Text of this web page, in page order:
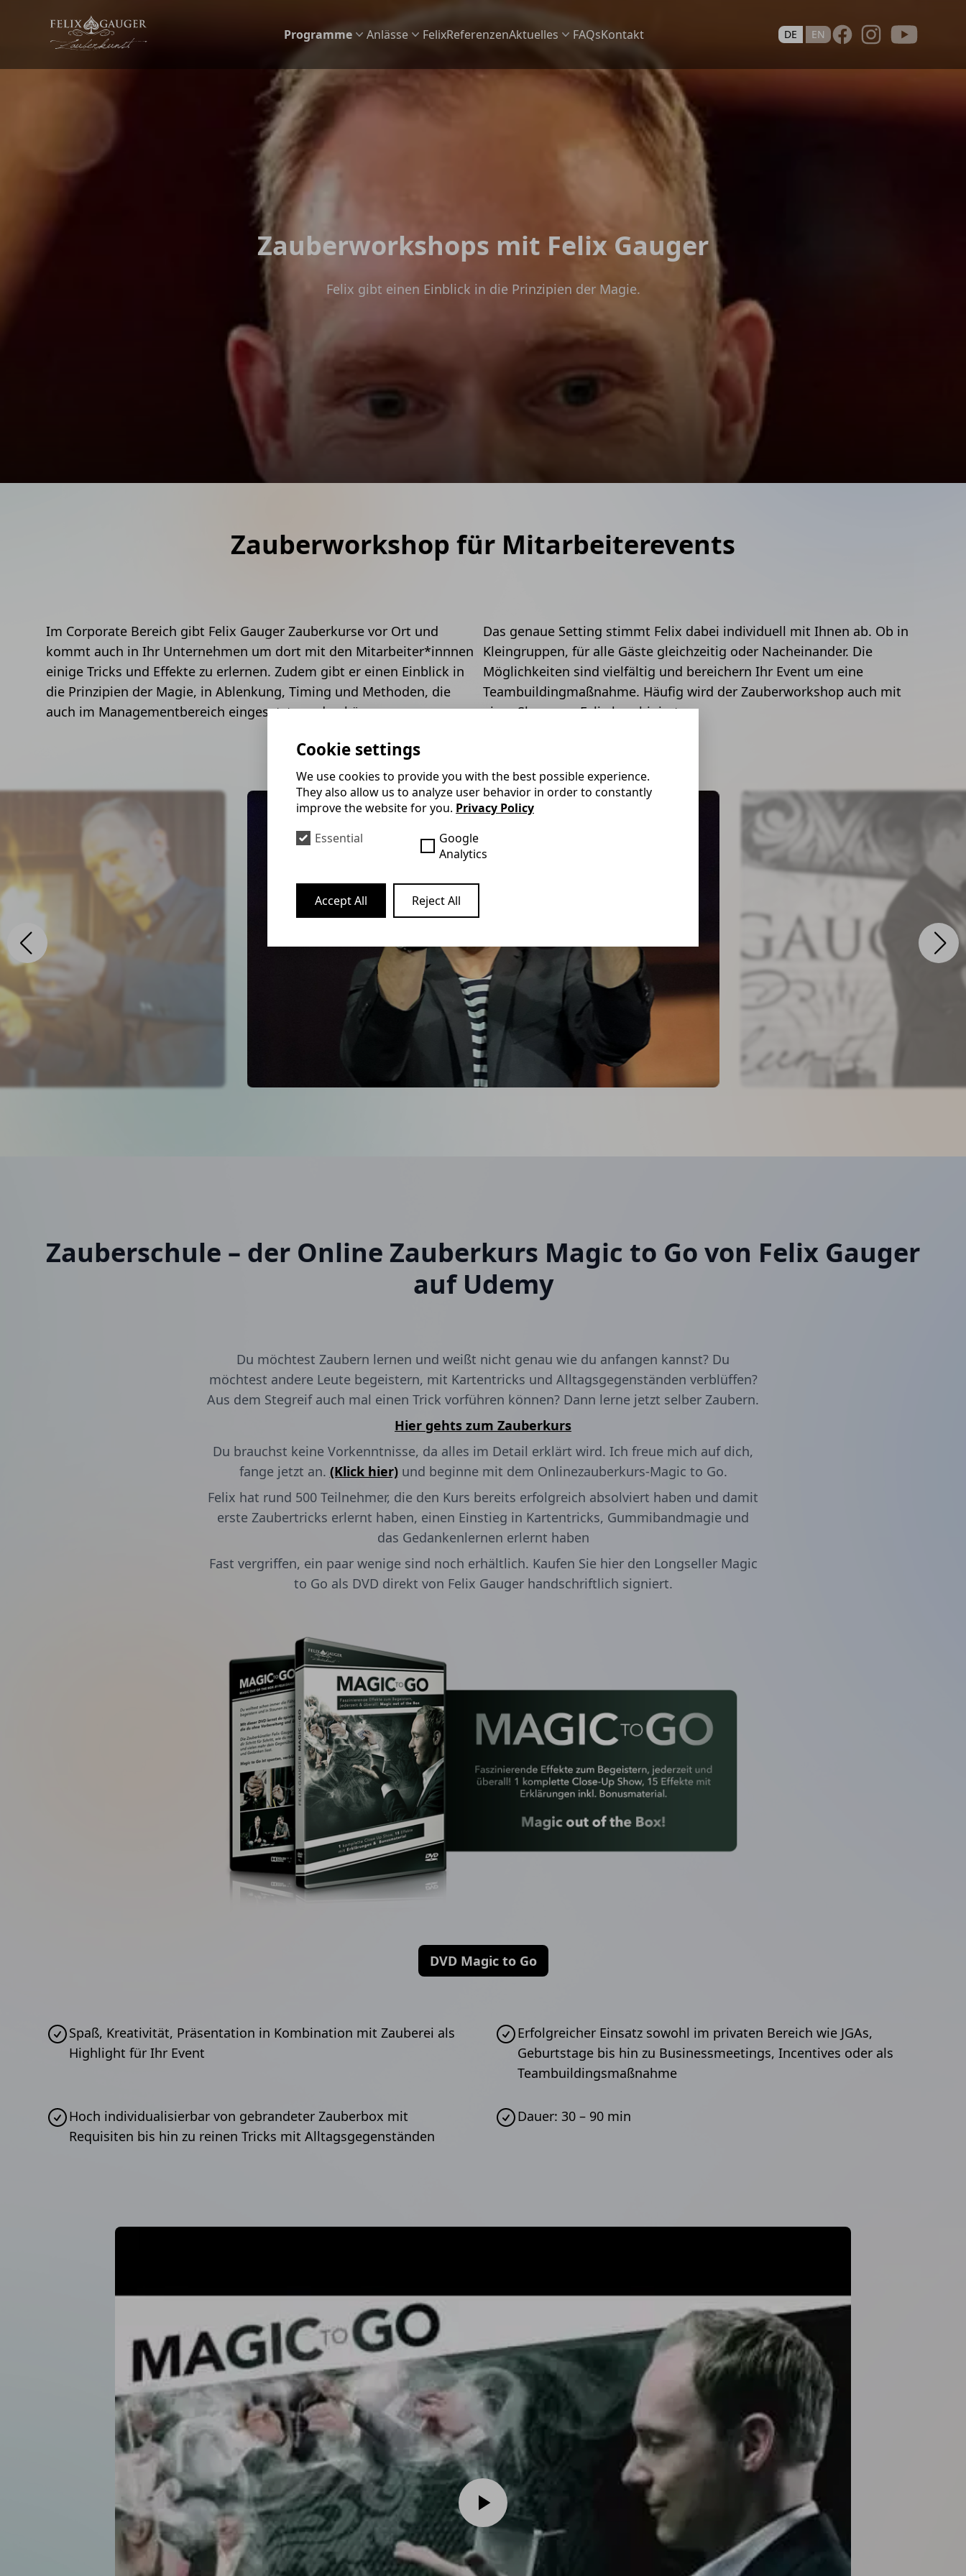
Felix Gauger
Programme
Alle Programme
Die gesamte Programmvielfalt im Überblick
Magic Show & Entertainment
Die Bühnenshow, die begeistert
Close-up & Walking Act
Felix Gauger verzaubert Sie hautnah
Live und virtuell
Moderation
Bestes Infotainment für Ihr Event
Mentalshow
Felix lässt die Kraft der Gedanken spielen
Zauberworkshops
Zauberworkshop für Mitarbeiterevents
Anlässe
Alle Anlässe
Für jede Veranstaltung das passende Programm
Zauberkunst auf Firmenevents
Business Magic für Ihr Corporate Event
Zauberkunst auf privaten Feiern
Dinnershows für die Gastro oder Zauberei auf See,
FelixReferenzenAktuelles FAQsKontakt DE EN Youtube
Zauberworkshops mit Felix Gauger
Felix gibt einen Einblick in die Prinzipien der Magie.
Zauberworkshop für Mitarbeiterevents
Im Corporate Bereich gibt Felix Gauger Zauberkurse vor Ort und
kommt auch in Ihr Unternehmen um dort mit den Mitarbeiter*innnen
einige Tricks und Effekte zu erlernen. Zudem gibt er einen Einblick in
die Prinzipien der Magie, in Ablenkung, Timing und Methoden, die
auch im Managementbereich eingesetzt werden können.
Das genaue Setting stimmt Felix dabei individuell mit Ihnen ab. Ob in
Kleingruppen, für alle Gäste gleichzeitig oder Nacheinander. Die
Möglichkeiten sind vielfältig und bereichern Ihr Event um eine
Teambuildingmaßnahme. Häufig wird der Zauberworkshop auch mit
einer Show von Felix kombiniert.
Zauberschule – der Online Zauberkurs Magic to Go von Felix Gauger
auf Udemy
Du möchtest Zaubern lernen und weißt nicht genau wie du anfangen kannst? Du
möchtest andere Leute begeistern, mit Kartentricks und Alltagsgegenständen verblüffen?
Aus dem Stegreif auch mal einen Trick vorführen können? Dann lerne jetzt selber Zaubern.
Hier gehts zum Zauberkurs
Du brauchst keine Vorkenntnisse, da alles im Detail erklärt wird. Ich freue mich auf dich,
fange jetzt an. (Klick hier)und beginne mit dem Onlinezauberkurs-Magic to Go.
Felix hat rund 500 Teilnehmer, die den Kurs bereits erfolgreich absolviert haben und damit
erste Zaubertricks erlernt haben, einen Einstieg in Kartentricks, Gummibandmagie und
das Gedankenlernen erlernt haben
Fast vergriffen, ein paar wenige sind noch erhältlich. Kaufen Sie hier den Longseller Magic
to Go als DVD direkt von Felix Gauger handschriftlich signiert.
DVD Magic to Go
Spaß, Kreativität, Präsentation in Kombination mit Zauberei als
Highlight für Ihr Event
Erfolgreicher Einsatz sowohl im privaten Bereich wie JGAs,
Geburtstage bis hin zu Businessmeetings, Incentives oder als
Teambuildingsmaßnahme
Hoch individualisierbar von gebrandeter Zauberbox mit
Requisiten bis hin zu reinen Tricks mit Alltagsgegenständen
Dauer: 30 – 90 min
Cookie settings
We use cookies to provide you with the best possible experience.
They also allow us to analyze user behavior in order to constantly
improve the website for you. Privacy Policy
Essential
Google
Analytics
Accept All Reject All